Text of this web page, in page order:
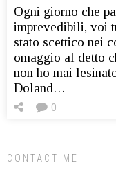
Ogni giorno che
imprevedibili, voi
stato scettico nei
omaggio al detto
non ho mai
Doland…
0
CONTACT ME